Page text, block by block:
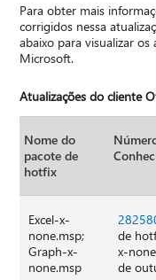
Para obter mais
corrigidos nessa
abaixo para visualizar
Microsoft.
Atualizações do cliente
Nome do
pacote de
hotfix
Excel-x-
none.msp;
Graph-x-
none.msp
de
x-
de